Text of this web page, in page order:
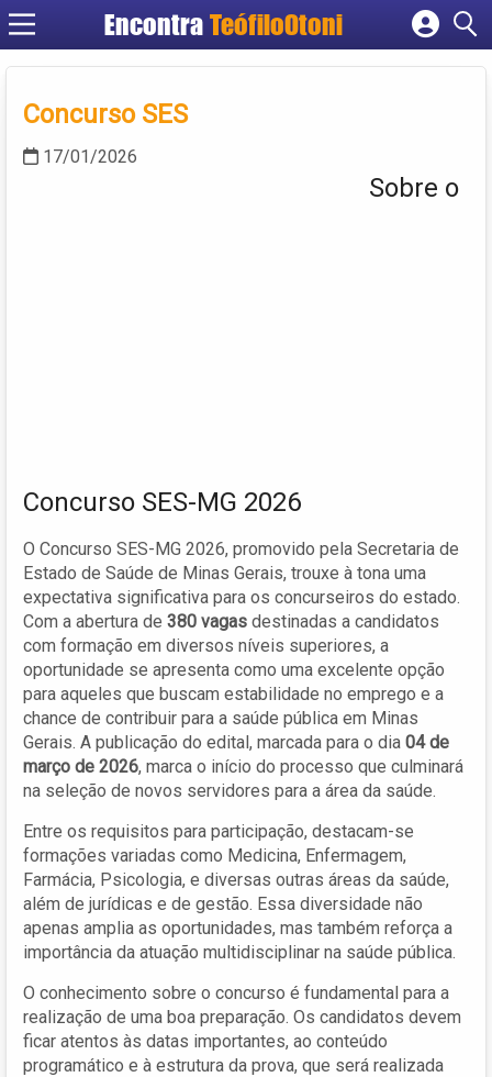
Encontra TeófiloOtoni
Cadastrar empresa
Concurso SES
17/01/2026
Sobre o
Concurso SES-MG 2026
O Concurso SES-MG 2026, promovido pela Secretaria de
Estado de Saúde de Minas Gerais, trouxe à tona uma
expectativa significativa para os concurseiros do estado.
Com a abertura de 380 vagas destinadas a candidatos
com formação em diversos níveis superiores, a
oportunidade se apresenta como uma excelente opção
para aqueles que buscam estabilidade no emprego e a
chance de contribuir para a saúde pública em Minas
Gerais. A publicação do edital, marcada para o dia 04 de
março de 2026, marca o início do processo que culminará
na seleção de novos servidores para a área da saúde.
Entre os requisitos para participação, destacam-se
formações variadas como Medicina, Enfermagem,
Farmácia, Psicologia, e diversas outras áreas da saúde,
além de jurídicas e de gestão. Essa diversidade não
apenas amplia as oportunidades, mas também reforça a
importância da atuação multidisciplinar na saúde pública.
O conhecimento sobre o concurso é fundamental para a
realização de uma boa preparação. Os candidatos devem
ficar atentos às datas importantes, ao conteúdo
programático e à estrutura da prova, que será realizada